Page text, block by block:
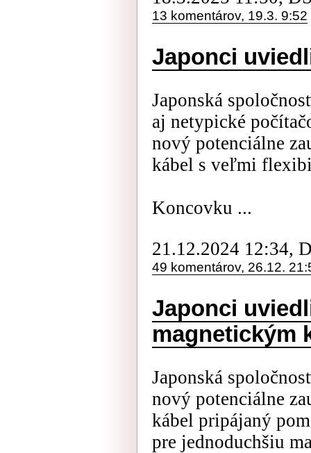
13 komentárov, 19.3. 9:52
Japonci
Japonská
aj netypické
nový potenciálne
kábel s veľmi
Koncovku ...
21.12.2024 12:34,
49 komentárov, 26.12.
Japonci
magnetickým
Japonská
nový potenciálne
kábel pripájaný
pre jednoduchšiu